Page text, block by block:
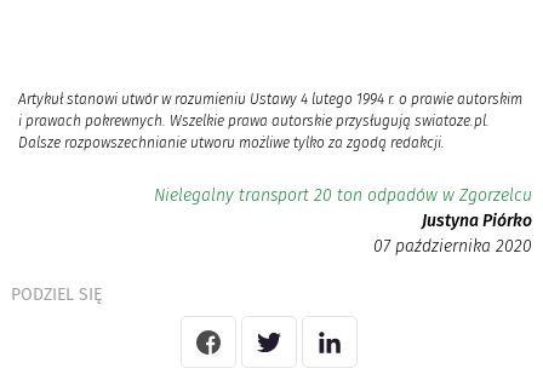
Artykuł stanowi utwór w rozumieniu Ustawy 4 lutego 1994 r. o prawie autorskim
i prawach pokrewnych. Wszelkie prawa autorskie przysługują swiatoze.pl.
Dalsze rozpowszechnianie utworu możliwe tylko za zgodą redakcji.
Nielegalny transport 20 ton odpadów w Zgorzelcu
Justyna Piórko
07 października 2020
PODZIEL SIĘ